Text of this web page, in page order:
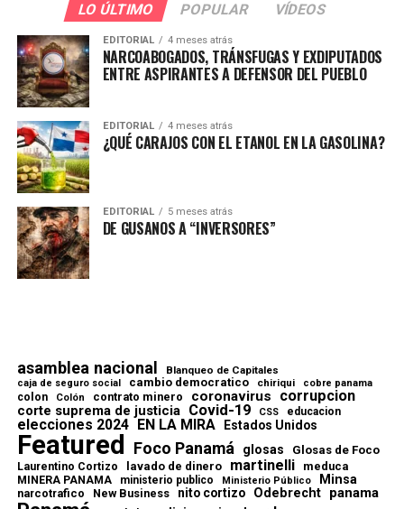
LO ÚLTIMO POPULAR VÍDEOS
EDITORIAL 4 meses atrás
NARCOABOGADOS, TRÁNSFUGAS Y EXDIPUTADOS
ENTRE ASPIRANTES A DEFENSOR DEL PUEBLO
EDITORIAL 4 meses atrás
¿QUÉ CARAJOS CON EL ETANOL EN LA GASOLINA?
EDITORIAL 5 meses atrás
DE GUSANOS A “INVERSORES”
asamblea nacional Blanqueo de Capitales
caja de seguro social cambio democratico chiriqui cobre panama
colon Colón contrato minero coronavirus corrupcion
corte suprema de justicia Covid-19 CSS educacion
elecciones 2024 EN LA MIRA Estados Unidos
Featured Foco Panamá glosas Glosas de Foco
Laurentino Cortizo lavado de dinero martinelli meduca
MINERA PANAMA ministerio publico Ministerio Público Minsa
narcotrafico New Business nito cortizo Odebrecht panama